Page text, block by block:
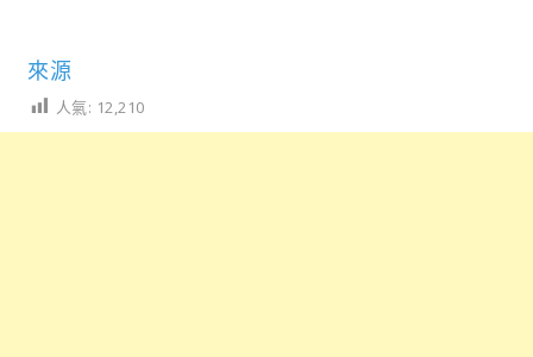
來源
人氣: 12,210